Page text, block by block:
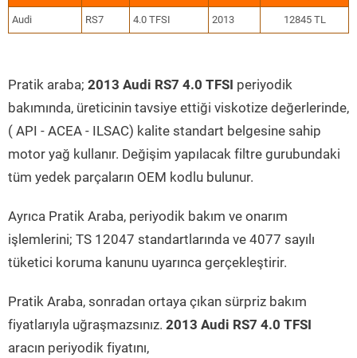
Audi RS7 4.0 TFSI 2013 12845 TL
Pratik araba; 2013 Audi RS7 4.0 TFSI periyodik
bakımında, üreticinin tavsiye ettiği viskotize değerlerinde,
( API - ACEA - ILSAC) kalite standart belgesine sahip
motor yağ kullanır. Değişim yapılacak filtre gurubundaki
tüm yedek parçaların OEM kodlu bulunur.
Ayrıca Pratik Araba, periyodik bakım ve onarım
işlemlerini; TS 12047 standartlarında ve 4077 sayılı
tüketici koruma kanunu uyarınca gerçekleştirir.
Pratik Araba, sonradan ortaya çıkan sürpriz bakım
fiyatlarıyla uğraşmazsınız. 2013 Audi RS7 4.0 TFSI
aracın periyodik fiyatını,